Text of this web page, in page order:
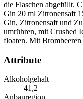
die Flaschen abgefüllt.
Gin 20 ml Zitronensaft
Gin, Zitronensaft und
umrühren, mit Crushed
floaten. Mit
Attribute
Alkoholgehalt
41,2